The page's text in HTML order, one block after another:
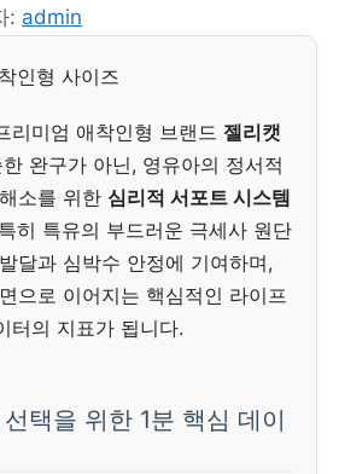
: admin
인형 사이즈
리미엄 애착인형 브랜드 젤리캣
완구가 아닌, 영유아의 정서적
소를 위한 심리적 서포트 시스템
히 특유의 부드러운 극세사 원단
달과 심박수 안정에 기여하며,
으로 이어지는 핵심적인 라이프
터의 지표가 됩니다.
택을 위한 1분 핵심 데이